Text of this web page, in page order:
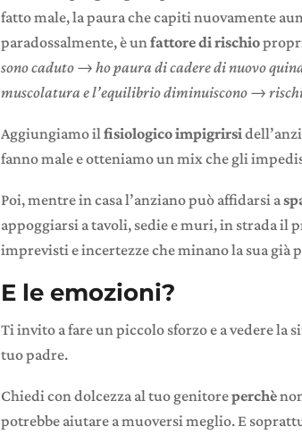
fatto male, la paura che capiti nuovamente
paradossalmente, è un fattore di rischio
sono caduto → ho paura di cadere di nuovo
muscolatura e l’equilibrio diminuiscono →
Aggiungiamo il fisiologico impigrirsi
fanno male e otteniamo un mix che gli
Poi, mentre in casa l’anziano può affidarsi a
appoggiarsi a tavoli, sedie e muri, in strada il
imprevisti e incertezze che minano la sua già
E le emozioni?
Ti invito a fare un piccolo sforzo e a vedere la
tuo padre.
Chiedi con dolcezza al tuo genitoreperchè
potrebbe aiutare a muoversi meglio. E